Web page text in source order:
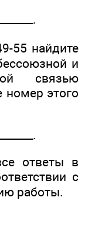
55 найдите
и
связью
этого
ответы в
с
работы.